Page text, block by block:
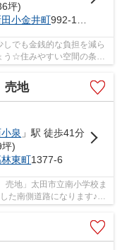
坪)
田小金井町992-10（一部）
でも金銭的な負担を減ら
う☆住みやすい空間の条件
売地
泉 」駅 徒歩41分
)
東町1377-6
地」太田市立南小学校ま
た南側道路になります♪太